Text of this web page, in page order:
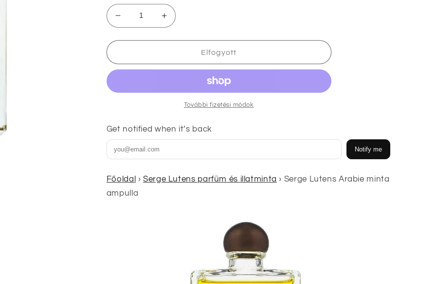
Serge
Lutens
Arabie
ampulla
mennyiségének
Serge
Lutens
Arabie
ampulla
Elfogyott
További fizetési módok
Get notified when it’s back
Notify me
Főoldal ›Serge Lutens parfüm és illatminta › Serge Lutens Arabie minta
ampulla